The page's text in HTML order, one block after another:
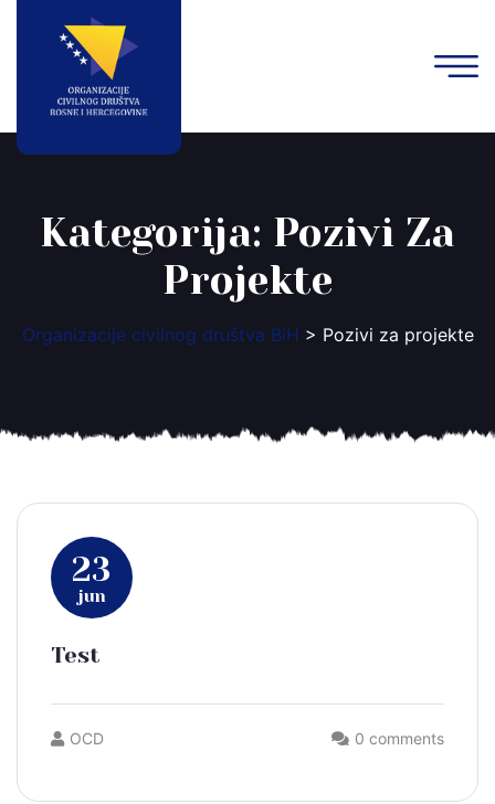
Kategorija: Pozivi Za
Projekte
Organizacije civilnog društva BiH > Pozivi za projekte
23
jun
Test
OCD 0 comments